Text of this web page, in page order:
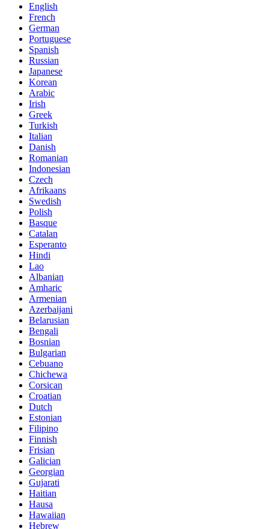
English
French
German
Portuguese
Spanish
Russian
Japanese
Korean
Arabic
Irish
Greek
Turkish
Italian
Danish
Romanian
Indonesian
Czech
Afrikaans
Swedish
Polish
Basque
Catalan
Esperanto
Hindi
Lao
Albanian
Amharic
Armenian
Azerbaijani
Belarusian
Bengali
Bosnian
Bulgarian
Cebuano
Chichewa
Corsican
Croatian
Dutch
Estonian
Filipino
Finnish
Frisian
Galician
Georgian
Gujarati
Haitian
Hausa
Hawaiian
Hebrew